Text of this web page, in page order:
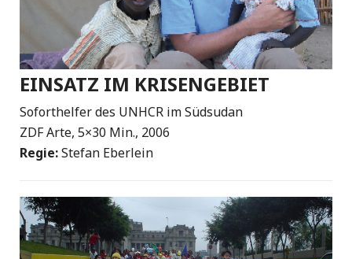
EINSATZ IM KRISENGEBIET
Soforthelfer des UNHCR im Südsudan
ZDF Arte, 5×30 Min., 2006
Regie:Stefan Eberlein